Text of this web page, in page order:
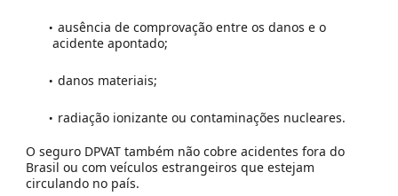
ausência de comprovação entre os danos e o
acidente apontado;
danos materiais;
radiação ionizante ou contaminações nucleares.
O seguro DPVAT também não cobre acidentes fora do
Brasil ou com veículos estrangeiros que estejam
circulando no país.